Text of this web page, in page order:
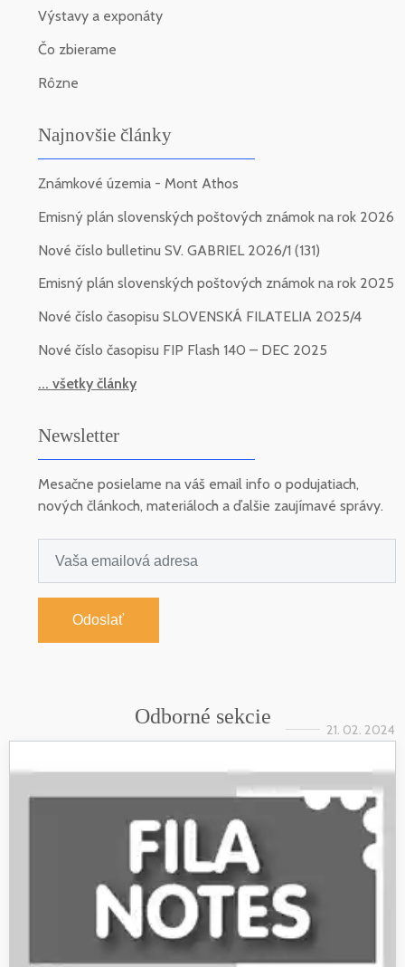
Výstavy a exponáty
Čo zbierame
Rôzne
Najnovšie články
Známkové územia - Mont Athos
Emisný plán slovenských poštových známok na rok 2026
Nové číslo bulletinu SV. GABRIEL 2026/1 (131)
Emisný plán slovenských poštových známok na rok 2025
Nové číslo časopisu SLOVENSKÁ FILATELIA 2025/4
Nové číslo časopisu FIP Flash 140 – DEC 2025
... všetky články
Newsletter
Mesačne posielame na váš email info o podujatiach,
nových článkoch, materiáloch a ďalšie zaujímavé správy.
Odoslať
Odborné sekcie
21. 02. 2024